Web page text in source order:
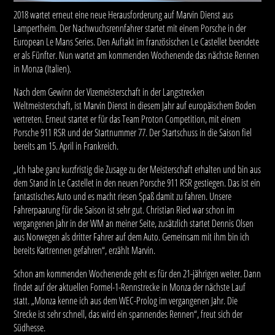
2018 wartet erneut eine neue Herausforderung auf Marvin Dienst aus
Lampertheim. Der Nachwuchsrennfahrer startet mit einem Porsche in der
European Le Mans Series. Den Auftakt im französischen Le Castellet beendete
er als Fünfter. Nun wartet am kommenden Wochenende das nächste Rennen
in Monza (Italien).
Nach dem Gewinn der Vizemeisterschaft in der Langstrecken
Weltmeisterschaft, ist Marvin Dienst in diesem Jahr auf europäischem Boden
vertreten. Erneut startet er für das Team Proton Competition, mit einem
Porsche 911 RSR und der Startnummer 77. Der Startschuss in die Saison fiel
bereits am 15. April in Frankreich.
„Ich habe ganz kurzfristig die Zusage zu der Meisterschaft erhalten und bin aus
dem Stand in Le Castellet in den neuen Porsche 911 RSR gestiegen. Das ist ein
fantastisches Auto und es macht riesen Spaß damit zu fahren. Unsere
Fahrerpaarung für die Saison ist sehr gut. Christian Ried war schon im
vergangenen Jahr in der WM an meiner Seite, zusätzlich startet Dennis Olsen
aus Norwegen als dritter Fahrer auf dem Auto. Gemeinsam mit ihm bin ich
bereits Kartrennen gefahren“, erzählt Marvin.
Schon am kommenden Wochenende geht es für den 21-jährigen weiter. Dann
findet auf der aktuellen Formel-1-Rennstrecke in Monza der nächste Lauf
statt. „Monza kenne ich aus dem WEC-Prolog im vergangenen Jahr. Die
Strecke ist sehr schnell, das wird ein spannendes Rennen“, freut sich der
Südhesse.